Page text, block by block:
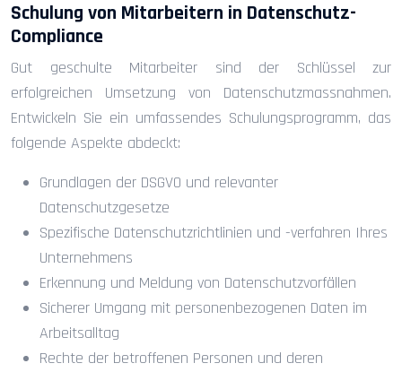
Schulung von Mitarbeitern in Datenschutz-
Compliance
Gut geschulte Mitarbeiter sind der Schlüssel zur
erfolgreichen Umsetzung von Datenschutzmassnahmen.
Entwickeln Sie ein umfassendes Schulungsprogramm, das
folgende Aspekte abdeckt:
Grundlagen der DSGVO und relevanter
Datenschutzgesetze
Spezifische Datenschutzrichtlinien und -verfahren Ihres
Unternehmens
Erkennung und Meldung von Datenschutzvorfällen
Sicherer Umgang mit personenbezogenen Daten im
Arbeitsalltag
Rechte der betroffenen Personen und deren